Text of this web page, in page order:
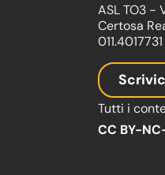
ASL TO3 -
Certosa
Tutti i
CC BY-